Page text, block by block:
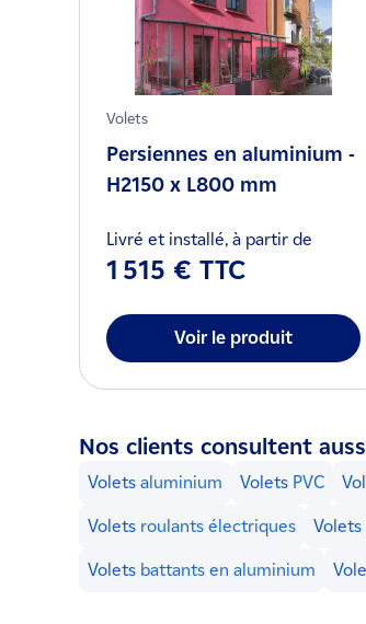
Volets
Persiennes en aluminium -
H2150 x L800 mm
Livré et installé, à partir de
1 515 € TTC
Voir le produit
Nos clients consultent
Volets aluminium Volets PVC
Volets roulants électriques Volets
Volets battants en aluminium